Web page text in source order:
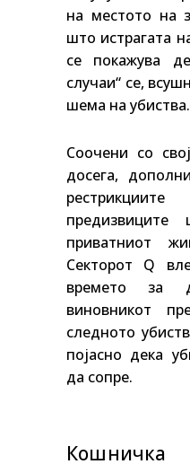
на местото на
што истрагата
се покажува
случаи“ се,
шема на убиства.
Соочени со
досега,
приватниот
Секторот Q
времето за
виновникот
следното
појасно дека
да сопре.
Кошничка